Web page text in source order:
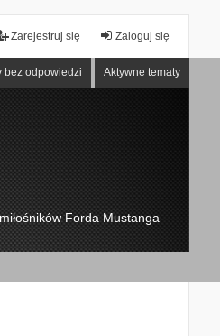
Zaloguj się
Zarejestruj się
bez odpowiedzi Aktywne tematy
Forda Mustanga